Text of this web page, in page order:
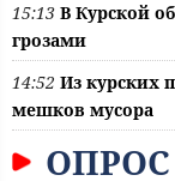
15:13 В Курской
грозами
14:52 Из курских
мешков мусора
ОПРОС